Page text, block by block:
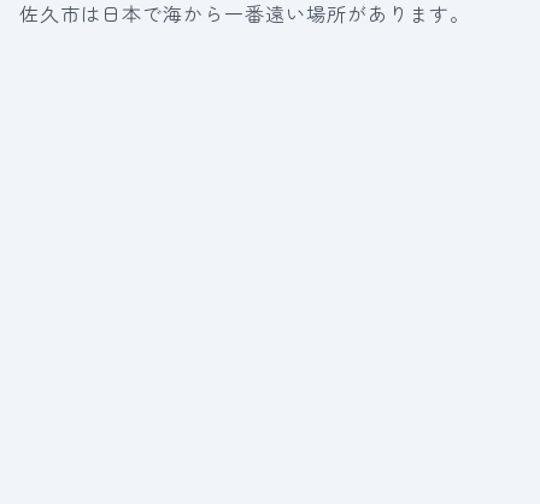
佐久市は日本で海から一番遠い場所があります。